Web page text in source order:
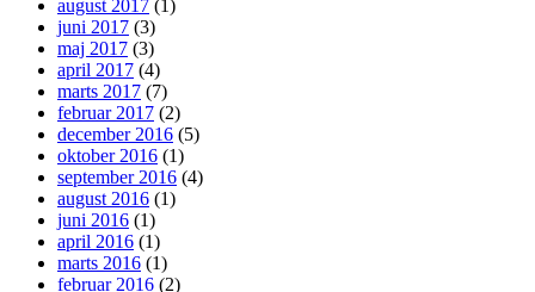
august 2017 (1)
juni 2017 (3)
maj 2017 (3)
april 2017 (4)
marts 2017 (7)
februar 2017 (2)
december 2016 (5)
oktober 2016 (1)
september 2016 (4)
august 2016 (1)
juni 2016 (1)
april 2016 (1)
marts 2016 (1)
februar 2016 (2)